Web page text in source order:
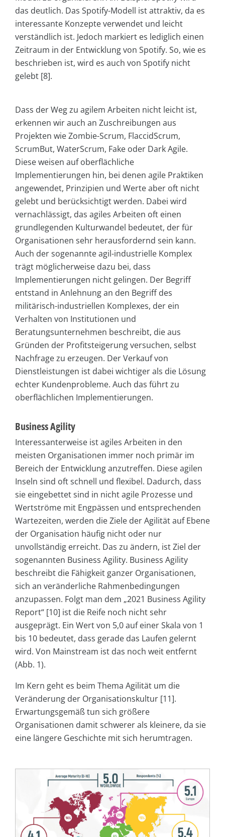
das deutlich. Das Spotify-Modell ist attraktiv, da es
interessante Konzepte verwendet und leicht
verständlich ist. Jedoch markiert es lediglich einen
Zeitraum in der Entwicklung von Spotify. So, wie es
beschrieben ist, wird es auch von Spotify nicht
gelebt [8].
Dass der Weg zu agilem Arbeiten nicht leicht ist,
erkennen wir auch an Zuschreibungen aus
Projekten wie Zombie-Scrum, FlaccidScrum,
ScrumBut, WaterScrum, Fake oder Dark Agile.
Diese weisen auf oberflächliche
Implementierungen hin, bei denen agile Praktiken
angewendet, Prinzipien und Werte aber oft nicht
gelebt und berücksichtigt werden. Dabei wird
vernachlässigt, das agiles Arbeiten oft einen
grundlegenden Kulturwandel bedeutet, der für
Organisationen sehr herausfordernd sein kann.
Auch der sogenannte agil-industrielle Komplex
trägt möglicherweise dazu bei, dass
Implementierungen nicht gelingen. Der Begriff
entstand in Anlehnung an den Begriff des
militärisch-industriellen Komplexes, der ein
Verhalten von Institutionen und
Beratungsunternehmen beschreibt, die aus
Gründen der Profitsteigerung versuchen, selbst
Nachfrage zu erzeugen. Der Verkauf von
Dienstleistungen ist dabei wichtiger als die Lösung
echter Kundenprobleme. Auch das führt zu
oberflächlichen Implementierungen.
Business Agility
Interessanterweise ist agiles Arbeiten in den
meisten Organisationen immer noch primär im
Bereich der Entwicklung anzutreffen. Diese agilen
Inseln sind oft schnell und flexibel. Dadurch, dass
sie eingebettet sind in nicht agile Prozesse und
Wertströme mit Engpässen und entsprechenden
Wartezeiten, werden die Ziele der Agilität auf Ebene
der Organisation häufig nicht oder nur
unvollständig erreicht. Das zu ändern, ist Ziel der
sogenannten Business Agility. Business Agility
beschreibt die Fähigkeit ganzer Organisationen,
sich an veränderliche Rahmenbedingungen
anzupassen. Folgt man dem „2021 Business Agility
Report“ [10] ist die Reife noch nicht sehr
ausgeprägt. Ein Wert von 5,0 auf einer Skala von 1
bis 10 bedeutet, dass gerade das Laufen gelernt
wird. Von Mainstream ist das noch weit entfernt
(Abb. 1).
Im Kern geht es beim Thema Agilität um die
Veränderung der Organisationskultur [11].
Erwartungsgemäß tun sich größere
Organisationen damit schwerer als kleinere, da sie
eine längere Geschichte mit sich herumtragen.